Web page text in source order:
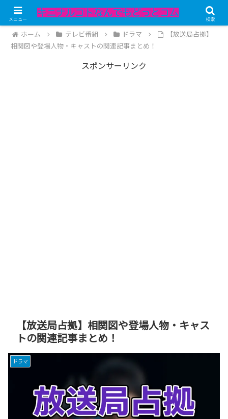
記事内にPRが含まれています。
ホーム テレビ番組 ドラマ
【放送局占拠】
相関図や登場人物・キャストの関連記事まとめ！
スポンサーリンク
【放送局占拠】相関図や登場人物・キャス
トの関連記事まとめ！
ドラマ
メニュー 検索